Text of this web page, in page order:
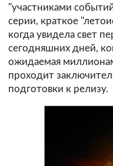
"участниками
серии, краткое
когда увидела свет
сегодняшних дней,
ожидаемая
проходит
подготовки к релизу.